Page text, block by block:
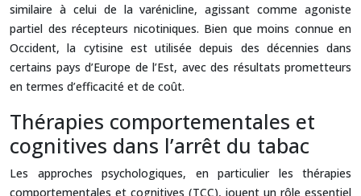
similaire à celui de la varénicline, agissant comme agoniste
partiel des récepteurs nicotiniques. Bien que moins connue en
Occident, la cytisine est utilisée depuis des décennies dans
certains pays d’Europe de l’Est, avec des résultats prometteurs
en termes d’efficacité et de coût.
Thérapies comportementales et
cognitives dans l’arrêt du tabac
Les approches psychologiques, en particulier les thérapies
comportementales et cognitives (TCC), jouent un rôle essentiel